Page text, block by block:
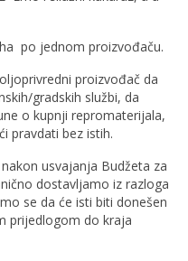
po jednom proizvođaču.
proizvođač da
gradskih službi, da
o kupnji repromaterijala,
pravdati bez istih.
usvajanja Budžeta za
dostavljamo iz razloga
se da će isti biti donešen
prijedlogom do kraja